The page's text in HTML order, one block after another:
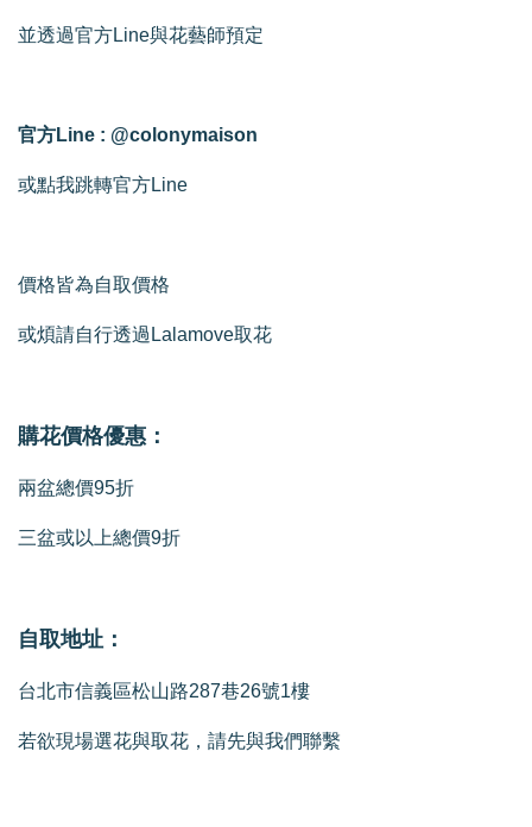
並透過官方Line與花藝師預定
官方Line : @colonymaison
或點我跳轉官方Line
價格皆為自取價格
或煩請自行透過Lalamove取花
購花價格優惠：
兩盆總價95折
三盆或以上總價9折
自取地址：
台北市信義區松山路287巷26號1樓
若欲現場選花與取花，請先與我們聯繫